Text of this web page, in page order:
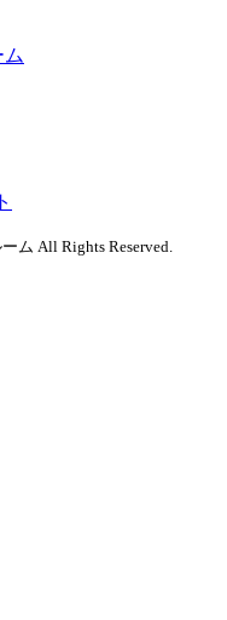
ム All Rights Reserved.